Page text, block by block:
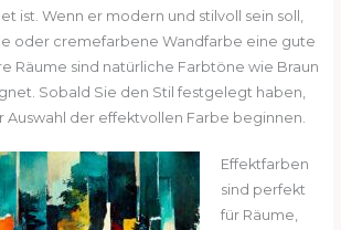
ist. Wenn er modern und stilvoll sein soll,
oder cremefarbene Wandfarbe eine gute
Räume sind natürliche Farbtöne wie Braun
Sobald Sie den Stil festgelegt haben,
Auswahl der effektvollen Farbe beginnen.
Effektfarben
sind perfekt
für Räume,